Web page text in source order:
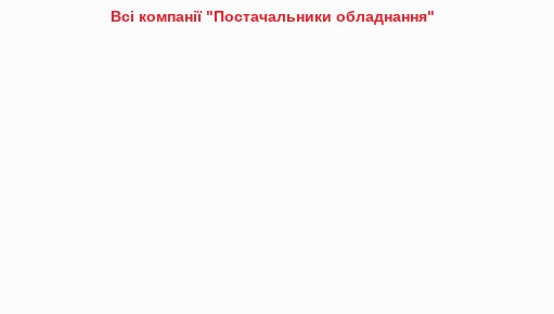
Всі компанії "Постачальники обладнання"